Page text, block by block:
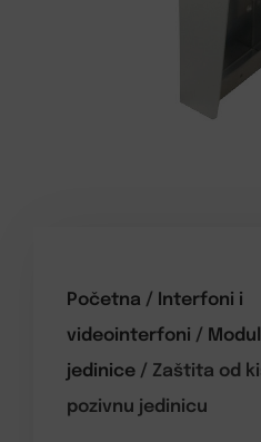
Početna / Interfoni i
videointerfoni /
jedinice / Zaštita od
pozivnu jedinicu